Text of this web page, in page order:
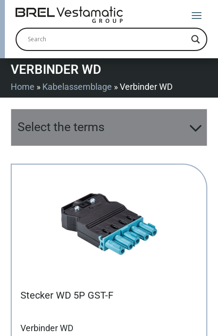
VERBINDER WD
Home » Kabelassemblage »Verbinder WD
Select the terms
Stecker WD 5P GST-F
Verbinder WD